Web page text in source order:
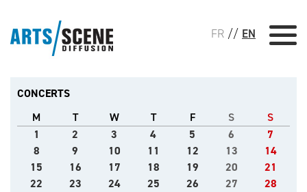
FR // EN
CONCERTS
M
T W T F S
S
1
2 3 4 5 6
7
8
9 10 11 12 13
14
15
16 17 18 19 20
21
22
23 24 25 26 27
28